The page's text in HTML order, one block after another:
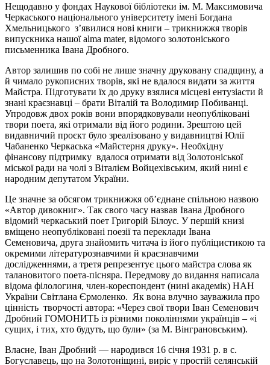
Нещодавно у фондах Наукової бібліотеки ім. М. Максимовича
Черкаського національного університету імені Богдана
Хмельницького з’явилися нові книги – трикнижжя творів
випускника нашої alma mater, відомого золотоніського
письменника Івана Дробного.
Автор залишив по собі не лише значну друковану спадщину, а
й чимало рукописних творів, які не вдалося видати за життя
Майстра. Підготувати їх до друку взялися місцеві ентузіасти й
знані краєзнавці – брати Віталій та Володимир Побиванці.
Упродовж двох років вони впорядковували неопубліковані
твори поета, які отримали від його родини. Зрештою цей
видавничий проєкт було зреалізовано у видавництві Юлії
Чабаненко Черкаська «Майстерня друку». Необхідну
фінансову підтримку вдалося отримати від Золотоніської
міської ради на чолі з Віталієм Войцехівським, який нині є
народним депутатом України.
Це значне за обсягом трикнижжя об’єднане спільною назвою
«Автор дивокниг». Так свого часу назвав Івана Дробного
відомий черкаський поет Григорій Білоус. У першій книзі
вміщено неопубліковані поезії та переклади Івана
Семеновича, друга знайомить читача із його публіцистикою та
окремими літературознавчими й краєзнавчими
дослідженнями, а третя репрезентує цього майстра слова як
талановитого поета-пісняра. Передмову до видання написала
відома філологиня, член-кореспондент (нині академік) НАН
України Світлана Єрмоленко. Як вона влучно зауважила про
цінність творчості автора: «Через свої твори Іван Семенович
Дробний ГОМОНИТЬ із різними поколіннями українців – «і
сущих, і тих, хто будуть, що були» (за М. Вінграновським).
Власне, Іван Дробний — народився 16 січня 1931 р. в с.
Богуславець, що на Золотоніщині, виріс у простій селянській